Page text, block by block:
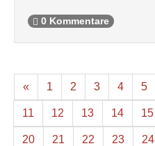
0 Kommentare
« 1 2 3 4 5
11 12 13 14 15
20 21 22 23 24